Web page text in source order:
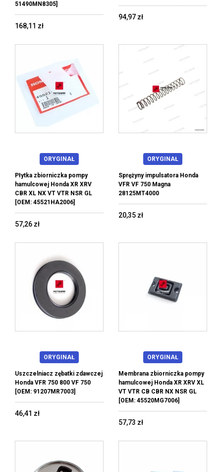
51490MN8305]
168,11 zł
94,97 zł
ORYGINAŁ
Płytka zbiorniczka pompy
hamulcowej Honda XR XRV
CBR XL NX VT VTR NSR GL
[OEM: 45521HA2006]
57,26 zł
ORYGINAŁ
Sprężyny impulsatora Honda
VFR VF 750 Magna
28125MT4000
20,35 zł
ORYGINAŁ
Uszczelniacz zębatki zdawczej
Honda VFR 750 800 VF 750
[OEM: 91207MR7003]
46,41 zł
ORYGINAŁ
Membrana zbiorniczka pompy
hamulcowej Honda XR XRV XL
VT VTR CB CBR NX NSR GL
[OEM: 45520MG7006]
57,73 zł